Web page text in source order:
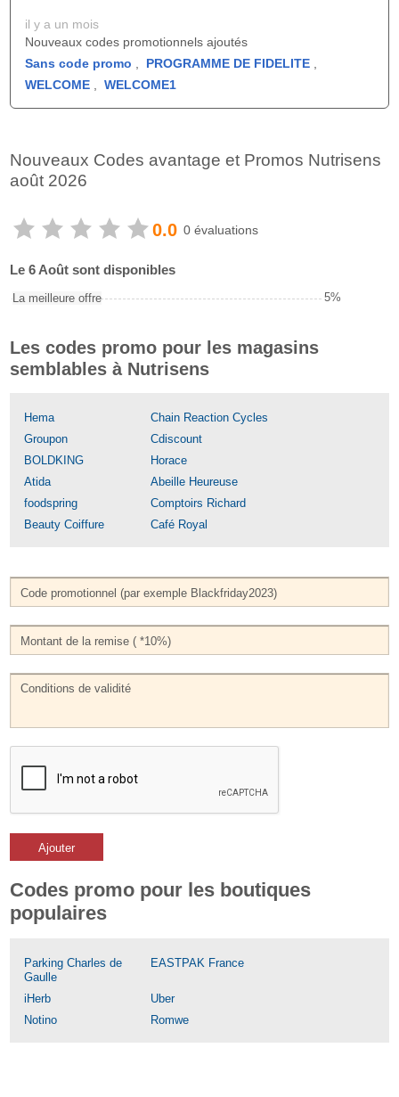
il y a un mois
Nouveaux codes promotionnels ajoutés
Sans code promo
PROGRAMME DE FIDELITE
WELCOME
WELCOME1
Nouveaux Codes avantage et Promos Nutrisens
août 2026
0.0 0 évaluations
Le 6 Août sont disponibles
La meilleure offre 5%
Les codes promo pour les magasins
semblables à Nutrisens
Hema
Chain Reaction Cycles
Groupon
Cdiscount
BOLDKING
Horace
Atida
Abeille Heureuse
foodspring
Comptoirs Richard
Beauty Coiffure
Café Royal
Ajouter
Codes promo pour les boutiques
populaires
Parking Charles de
Gaulle
EASTPAK France
iHerb
Uber
Notino
Romwe